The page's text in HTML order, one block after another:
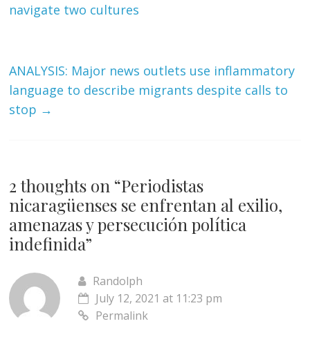
navigate two cultures
ANALYSIS: Major news outlets use inflammatory
language to describe migrants despite calls to
stop →
2 thoughts on “Periodistas
nicaragüenses se enfrentan al exilio,
amenazas y persecución política
indefinida”
Randolph
July 12, 2021 at 11:23 pm
Permalink